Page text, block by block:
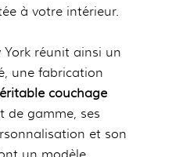
à votre intérieur.
réunit ainsi un
une fabrication
couchage
de gamme, ses
et son